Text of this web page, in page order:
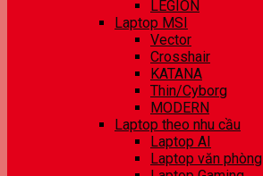
LEGION
Laptop MSI
Vector
Crosshair
KATANA
Thin/Cyborg
MODERN
Laptop theo nhu cầu
Laptop AI
Laptop văn phòng